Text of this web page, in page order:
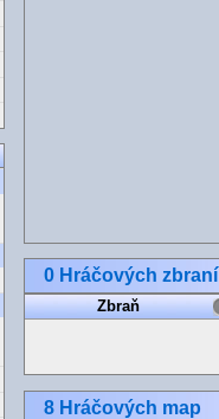
0 Hráčových zbraní
Zbraň
8 Hráčových map